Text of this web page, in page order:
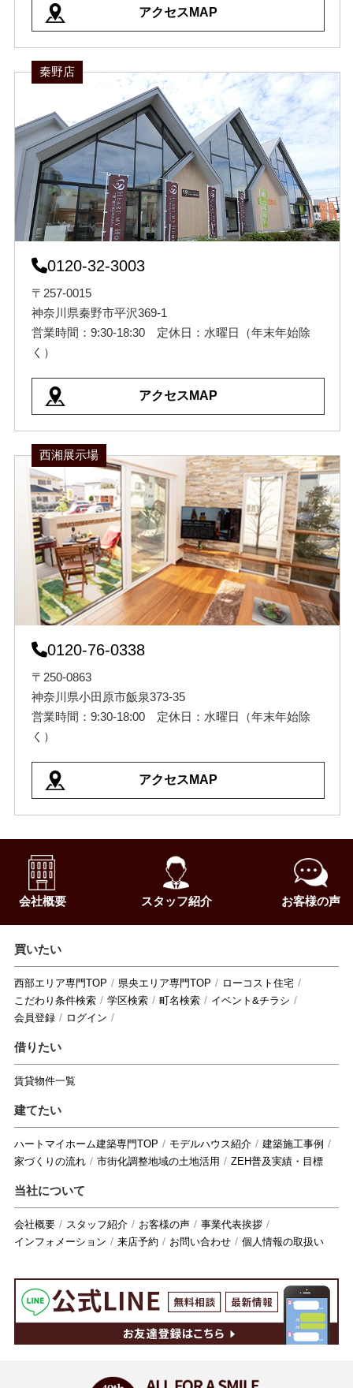
アクセスMAP
秦野店
0120-32-3003
〒257-0015
神奈川県秦野市平沢369-1
営業時間：9:30-18:30 定休日：水曜日（年末年始除
く）
アクセスMAP
西湘展示場
0120-76-0338
〒250-0863
神奈川県小田原市飯泉373-35
営業時間：9:30-18:00 定休日：水曜日（年末年始除
く）
アクセスMAP
会社概要 スタッフ紹介 お客様の声
買いたい
西部エリア専門TOP 県央エリア専門TOP
ローコスト住宅
こだわり条件検索
学区検索 町名検索
イベント&チラシ
会員登録
ログイン
借りたい
賃貸物件一覧
建てたい
ハートマイホーム建築専門TOP モデルハウス紹介
建築施工事例
家づくりの流れ
市街化調整地域の土地活用 ZEH普及実績・目標
当社について
会社概要 スタッフ紹介 お客様の声
事業代表挨拶
インフォメーション
来店予約 お問い合わせ 個人情報の取扱い